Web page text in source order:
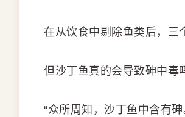
在从饮食中剔除鱼类后，三
但沙丁鱼真的会导致砷中毒
“众所周知，沙丁鱼中含有